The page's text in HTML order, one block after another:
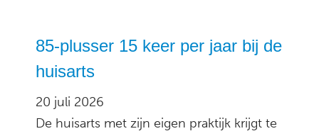
85-plusser 15 keer per jaar bij de
huisarts
20 juli 2026
De huisarts met zijn eigen praktijk krijgt te